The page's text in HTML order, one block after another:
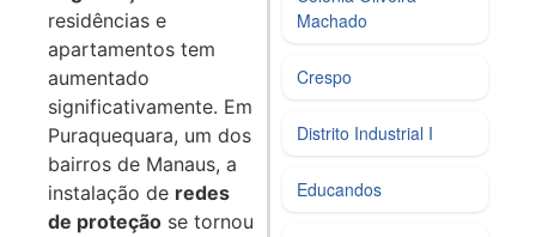
residências e
apartamentos tem
aumentado
significativamente. Em
Puraquequara, um dos
bairros de Manaus, a
instalação de redes
de proteção se tornou
Machado
Crespo
Distrito Industrial I
Educandos